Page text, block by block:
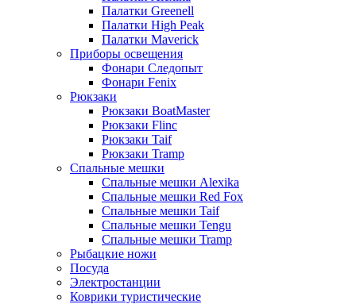
Палатки Greenell
Палатки High Peak
Палатки Maverick
Приборы освещения
Фонари Следопыт
Фонари Fenix
Рюкзаки
Рюкзаки BoatMaster
Рюкзаки Flinc
Рюкзаки Taif
Рюкзаки Tramp
Спальные мешки
Спальные мешки Alexika
Спальные мешки Red Fox
Спальные мешки Taif
Спальные мешки Tengu
Спальные мешки Tramp
Рыбацкие ножи
Посуда
Электростанции
Коврики туристические